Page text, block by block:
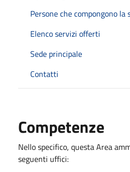
Persone che compongono
Elenco servizi offerti
Sede principale
Contatti
Competenze
Nello specifico, questa Area
seguenti uffici: